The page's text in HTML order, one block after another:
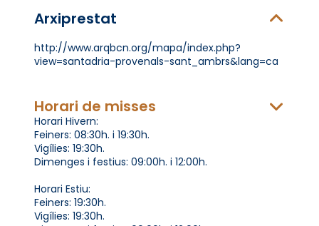
Arxiprestat
http://www.arqbcn.org/mapa/index.php?
view=santadria-provenals-sant_ambrs&lang=ca
Horari de misses
Horari Hivern:
Feiners: 08:30h. i 19:30h.
Vigílies: 19:30h.
Dimenges i festius: 09:00h. i 12:00h.
Horari Estiu:
Feiners: 19:30h.
Vigílies: 19:30h.